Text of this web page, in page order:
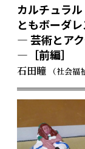
カルチュラ
ともボーダ
― 芸術とア
―［前編］
石田瞳 （社会